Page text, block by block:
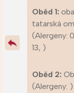
Oběd 1:
tatarská
(Alergeny:
13, )
Oběd 2:
(Alergeny: )